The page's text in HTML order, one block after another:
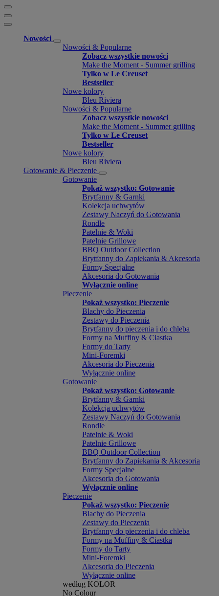
Nowości
Nowości & Popularne
Zobacz wszystkie nowości
Make the Moment - Summer grilling
Tylko w Le Creuset
Bestseller
Nowe kolory
Bleu Riviera
Nowości & Popularne
Zobacz wszystkie nowości
Make the Moment - Summer grilling
Tylko w Le Creuset
Bestseller
Nowe kolory
Bleu Riviera
Gotowanie & Pieczenie
Gotowanie
Pokaż wszystko: Gotowanie
Brytfanny & Garnki
Kolekcja uchwytów
Zestawy Naczyń do Gotowania
Rondle
Patelnie & Woki
Patelnie Grillowe
BBQ Outdoor Collection
Brytfanny do Zapiekania & Akcesoria
Formy Specjalne
Akcesoria do Gotowania
Wyłącznie online
Pieczenie
Pokaż wszystko: Pieczenie
Blachy do Pieczenia
Zestawy do Pieczenia
Brytfanny do pieczenia i do chleba
Formy na Muffiny & Ciastka
Formy do Tarty
Mini-Foremki
Akcesoria do Pieczenia
Wyłącznie online
Gotowanie
Pokaż wszystko: Gotowanie
Brytfanny & Garnki
Kolekcja uchwytów
Zestawy Naczyń do Gotowania
Rondle
Patelnie & Woki
Patelnie Grillowe
BBQ Outdoor Collection
Brytfanny do Zapiekania & Akcesoria
Formy Specjalne
Akcesoria do Gotowania
Wyłącznie online
Pieczenie
Pokaż wszystko: Pieczenie
Blachy do Pieczenia
Zestawy do Pieczenia
Brytfanny do pieczenia i do chleba
Formy na Muffiny & Ciastka
Formy do Tarty
Mini-Foremki
Akcesoria do Pieczenia
Wyłącznie online
według KOLOR
No Colour